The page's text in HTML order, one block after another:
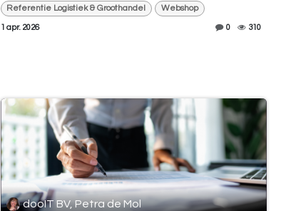
Referentie Logistiek & Groothandel Webshop
1 apr. 2026 0 310
dooIT BV, Petra de Mol